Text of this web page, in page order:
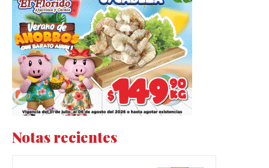
Notas recientes